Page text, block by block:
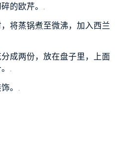
的欧芹。.
将蒸锅煮至微沸，加入西兰
成两份，放在盘子里，上面
.
。.